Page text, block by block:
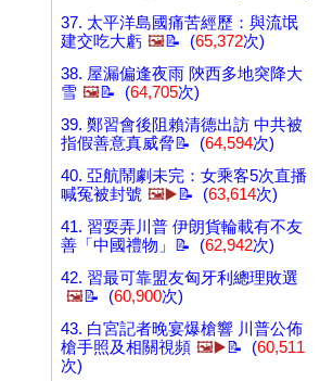
37. 太平洋島國痛苦經歷：與流氓
建交吃大虧 🖼️📝 (65,372次)
38. 屋漏偏逢夜雨 陝西多地突降大
雪 🖼️📝 (64,705次)
39. 鄭習會後阻賴清德出訪 中共被
指假善意真威脅📝 (64,594次)
40. 亞航鬧劇未完：女乘客5次直播
喊冤被封號 🖼️▶️📝 (63,614次)
41. 習耍弄川普 伊朗貨輪載有不友
善「中國禮物」📝 (62,942次)
42. 習最可靠盟友匈牙利總理敗選
🖼️📝 (60,900次)
43. 白宮記者晚宴爆槍響 川普公佈
槍手照及相關視頻 🖼️▶️📝 (60,511
次)